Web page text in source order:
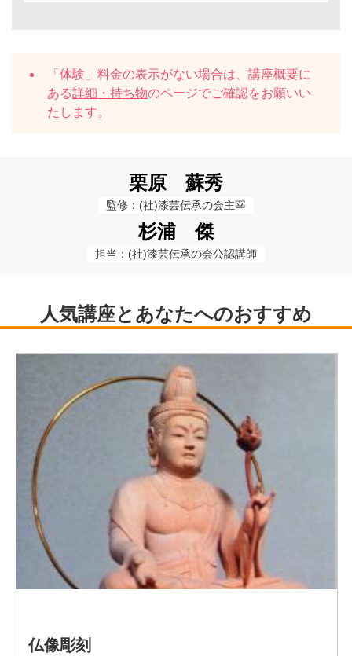
「体験」料金の表示がない場合は、講座概要に
ある詳細・持ち物のページでご確認をお願いい
たします。
栗原 蘇秀
監修：(社)漆芸伝承の会主宰
杉浦 傑
担当：(社)漆芸伝承の会公認講師